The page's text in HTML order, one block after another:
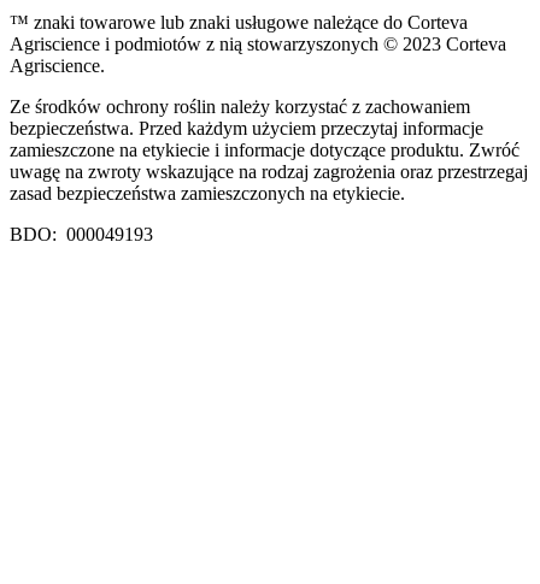
™ znaki towarowe lub znaki usługowe należące do Corteva
Agriscience i podmiotów z nią stowarzyszonych © 2023 Corteva
Agriscience.
Ze środków ochrony roślin należy korzystać z zachowaniem
bezpieczeństwa. Przed każdym użyciem przeczytaj informacje
zamieszczone na etykiecie i informacje dotyczące produktu. Zwróć
uwagę na zwroty wskazujące na rodzaj zagrożenia oraz przestrzegaj
zasad bezpieczeństwa zamieszczonych na etykiecie.
BDO: 000049193